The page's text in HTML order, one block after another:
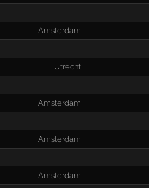
Amsterdam
Utrecht
Amsterdam
Amsterdam
Amsterdam